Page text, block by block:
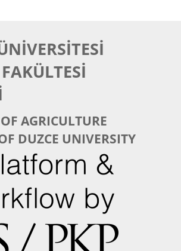
NİVERSİTESİ
FAKÜLTESİ
AGRICULTURE
DUZCE UNIVERSITY